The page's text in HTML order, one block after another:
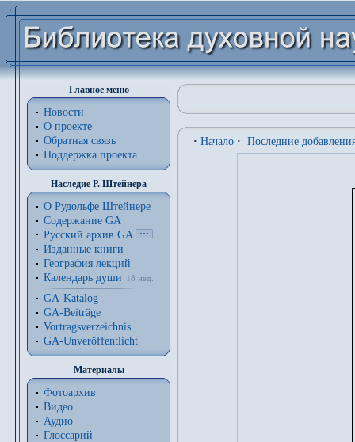
Главное меню
Новости
О проекте
Обратная связь
Поддержка проекта
Наследие Р. Штейнера
О Рудольфе Штейнере
Содержание GA
Русский архив GA
Изданные книги
География лекций
Календарь души
18 нед.
GA-Katalog
GA-Beiträge
Vortragsverzeichnis
GA-Unveröffentlicht
Материалы
Фотоархив
Видео
Аудио
Глоссарий
· Начало · Последние